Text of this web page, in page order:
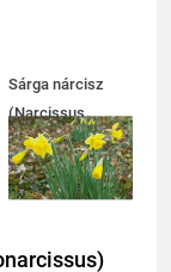
Sárga nárcisz
(Narcissus
pseudonarcissus)